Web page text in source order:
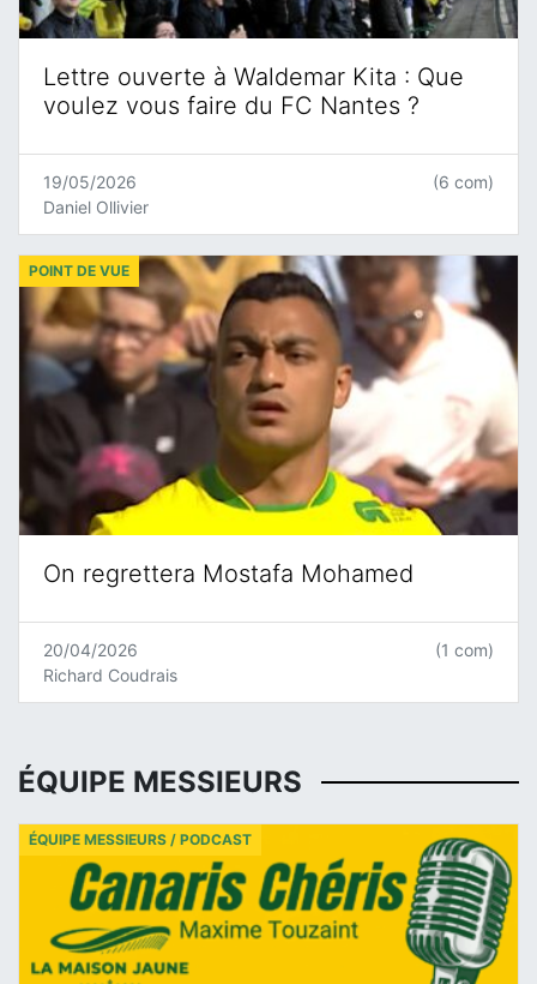
Lettre ouverte à Waldemar Kita : Que
voulez vous faire du FC Nantes ?
19/05/2026
Daniel Ollivier
(6 com)
On regrettera Mostafa Mohamed
POINT DE VUE
20/04/2026
Richard Coudrais
(1 com)
ÉQUIPE MESSIEURS
ÉQUIPE MESSIEURS / PODCAST